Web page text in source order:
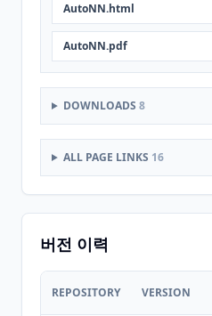
AutoNN.html
AutoNN.pdf
DOWNLOADS 8
ALL PAGE LINKS 16
버전 이력
REPOSITORY VERSION